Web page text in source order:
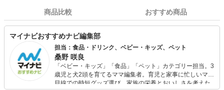
商品比較 おすすめ商品
マイナビおすすめナビ編集部
担当：食品・ドリンク、ベビー・キッズ、ペット
桑野 咲良
「ベビー・キッズ」「食品」「ペット」カテゴリー担当。3
歳児と犬2頭を育てるママ編集者。育児と家事に忙しいママ
目線での時短グッズ選び、家族の栄養とおいしさを考えた